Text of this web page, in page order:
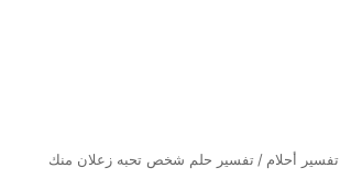
تفسير أحلام / تفسير حلم شخص تحبه زعلان منك